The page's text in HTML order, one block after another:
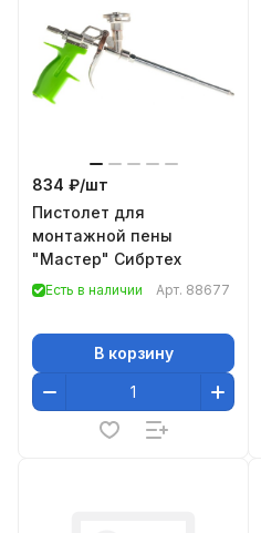
834 ₽/шт
Пистолет для
монтажной пены
"Мастер" Сибртех
Есть в наличии Арт. 88677
В корзину